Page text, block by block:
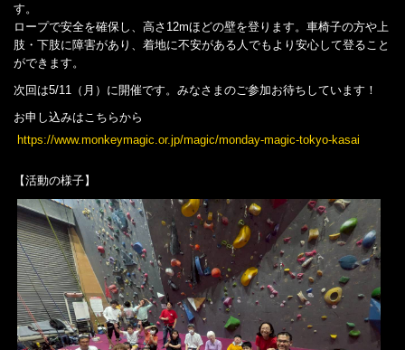
す。
ロープで安全を確保し、高さ12mほどの壁を登ります。車椅子の方や上
肢・下肢に障害があり、着地に不安がある人でもより安心して登ること
ができます。
次回は5/11（月）に開催です。みなさまのご参加お待ちしています！
お申し込みはこちらから
https://www.monkeymagic.or.jp/magic/monday-magic-tokyo-kasai
【活動の様子】